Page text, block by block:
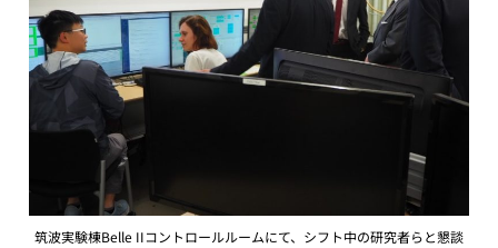
筑波実験棟Belle IIコントロールルームにて、シフト中の研究者らと懇談